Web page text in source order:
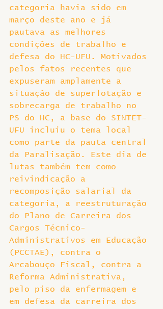
categoria havia sido em
março deste ano e já
pautava as melhores
condições de trabalho e
defesa do HC-UFU. Motivados
pelos fatos recentes que
expuseram amplamente a
situação de superlotação e
sobrecarga de trabalho no
PS do HC, a base do SINTET-
UFU incluiu o tema local
como parte da pauta central
da Paralisação. Este dia de
lutas também tem como
reivindicação a
recomposição salarial da
categoria, a reestruturação
do Plano de Carreira dos
Cargos Técnico-
Administrativos em Educação
(PCCTAE), contra o
Arcabouço Fiscal, contra a
Reforma Administrativa,
pelo piso da enfermagem e
em defesa da carreira dos